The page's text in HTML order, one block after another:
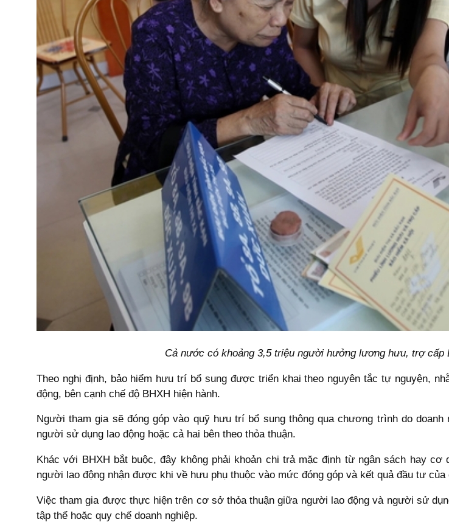
Cả nước có khoảng 3,5 triệu người hưởng lương hưu, trợ cấp
Theo nghị định, bảo hiểm hưu trí bổ sung được triển khai theo nguyên tắc tự nguyện,
động, bên cạnh chế độ BHXH hiện hành.
Người tham gia sẽ đóng góp vào quỹ hưu trí bổ sung thông qua chương trình do
người sử dụng lao động hoặc cả hai bên theo thỏa thuận.
Khác với BHXH bắt buộc, đây không phải khoản chi trả mặc định từ ngân sách hay
người lao động nhận được khi về hưu phụ thuộc vào mức đóng góp và kết quả đầu tư
Việc tham gia được thực hiện trên cơ sở thỏa thuận giữa người lao động và người sử
tập thể hoặc quy chế doanh nghiệp.